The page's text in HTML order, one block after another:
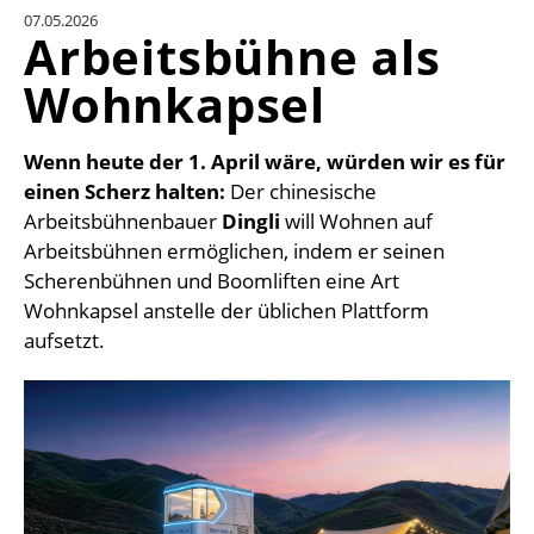
VIDEOS
BIBLIOTHEK
KRAN & BÜHNE
MEDIADATEN
WÄHRUNGSRECHNER
EINHEITENKONVERTER
KONTAKT
07.05.2026
Arbeitsbühne als
Wohnkapsel
Wenn heute der 1. April wäre, würden wir es für
einen Scherz halten: Der chinesische
Arbeitsbühnenbauer Dingli will Wohnen auf
Arbeitsbühnen ermöglichen, indem er seinen
Scherenbühnen und Boomliften eine Art
Wohnkapsel anstelle der üblichen Plattform
aufsetzt.